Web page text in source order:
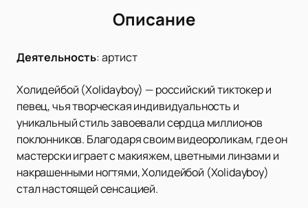
Описание
Деятельность:артист
Холидейбой (Xolidayboy) — российский тиктокер и
певец, чья творческая индивидуальность и
уникальный стиль завоевали сердца миллионов
поклонников. Благодаря своим видеороликам, где он
мастерски играет с макияжем, цветными линзами и
накрашенными ногтями, Холидейбой (Xolidayboy)
стал настоящей сенсацией.